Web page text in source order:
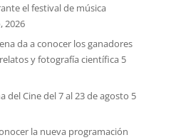
el festival de música
2026
da a conocer los ganadores
y fotografía científica 5
del Cine del 7 al 23 de agosto 5
la nueva programación